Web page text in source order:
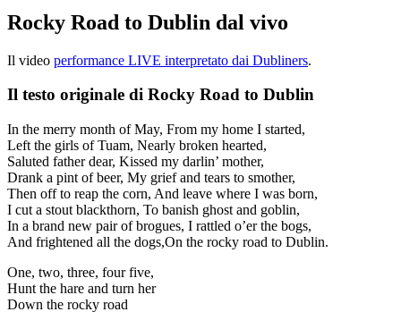
Rocky Road to Dublin dal vivo
Il video performance LIVE interpretato dai Dubliners.
Il testo originale di Rocky Road to Dublin
In the merry month of May, From my home I started,
Left the girls of Tuam, Nearly broken hearted,
Saluted father dear, Kissed my darlin’ mother,
Drank a pint of beer, My grief and tears to smother,
Then off to reap the corn, And leave where I was born,
I cut a stout blackthorn, To banish ghost and goblin,
In a brand new pair of brogues, I rattled o’er the bogs,
And frightened all the dogs,On the rocky road to Dublin.
One, two, three, four five,
Hunt the hare and turn her
Down the rocky road